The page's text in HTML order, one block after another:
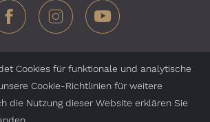
Stores AG, Samnaun Dorf, CH-7563
Cookies für funktionale und analytische
Cookie-Richtlinien für weitere
die Nutzung dieser Website erklären Sie